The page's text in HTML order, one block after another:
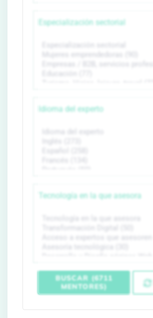
Especialización sectorial
Idioma del experto
Tecnología en la que asesora
BUSCAR (6711
MENTORES)